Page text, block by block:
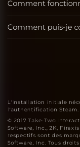
Comment
Comment puis-je
L'installation initiale
l'authentification Steam.
© 2017 Take-Two
Software, Inc., 2K,
respectifs sont des
Software, Inc. Tous droits